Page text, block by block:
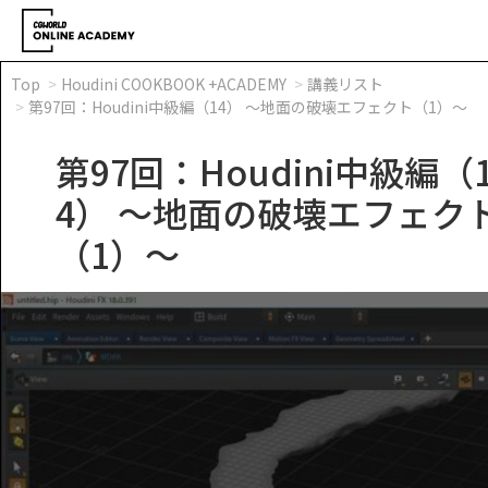
Top Houdini COOKBOOK +ACADEMY
講義リスト
第97回：Houdini中級編（14） ～地面の破壊エフェクト（1）～
第97回：Houdini中級編（
4） ～地面の破壊エフェク
（1）～